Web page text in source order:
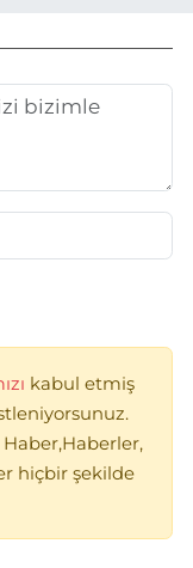
kabul etmiş
hiçbir şekilde